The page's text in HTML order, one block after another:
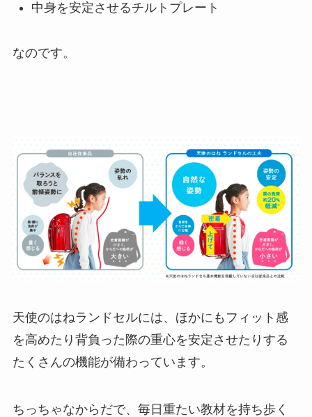
中身を安定させるチルトプレート
なのです。
天使のはねランドセルには、ほかにもフィット感
を高めたり背負った際の重心を安定させたりする
たくさんの機能が備わっています。
ちっちゃなからだで、毎日重たい教材を持ち歩く